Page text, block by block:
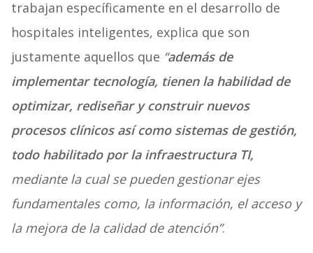
trabajan específicamente en el desarrollo de
hospitales inteligentes, explica que son
justamente aquellos que “además de
implementar tecnología, tienen la habilidad de
optimizar, rediseñar y construir nuevos
procesos clínicos así como sistemas de gestión,
todo habilitado por la infraestructura TI,
mediante la cual se pueden gestionar ejes
fundamentales como, la información, el acceso y
la mejora de la calidad de atención”.